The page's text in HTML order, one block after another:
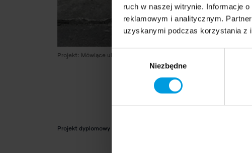
ruch w naszej witrynie. Informacje
reklamowym i analitycznym.
uzyskanymi podczas korzystania z
Wybór
Niezbędne
Projekt: Mówiące ubrania | Projektant: Wanqi Du
Projekt dyplomowy